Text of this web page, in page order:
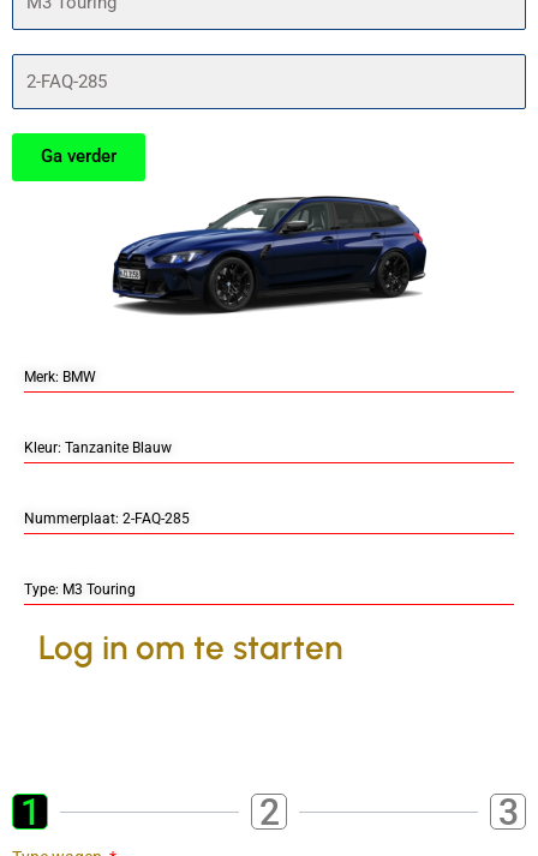
Ga verder
Merk: BMW
Kleur: Tanzanite Blauw
Nummerplaat: 2-FAQ-285
Type: M3 Touring
Log in om te starten
1 2 3